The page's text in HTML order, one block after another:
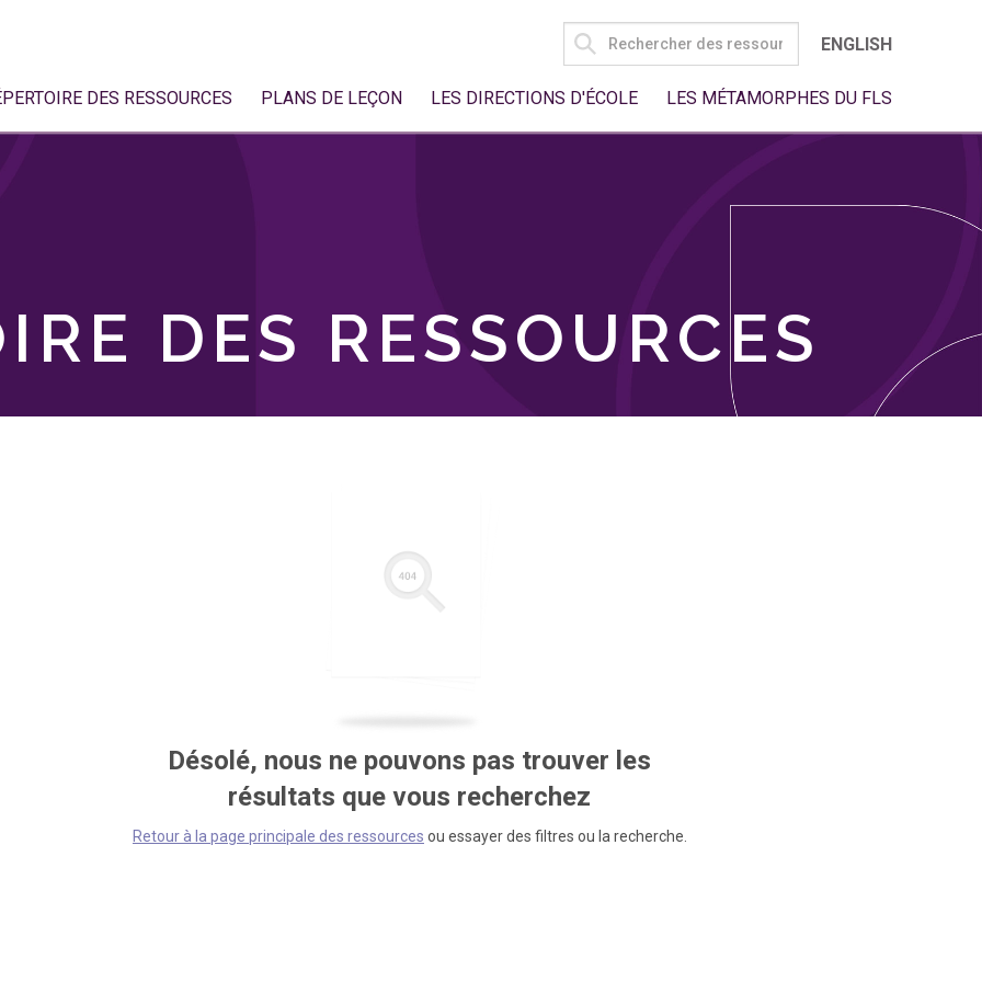
SEARCH
FOR:
ENGLISH
DES RESSOURCES PLANS DE LEÇON LES DIRECTIONS D'ÉCOLE LES MÉTAMORPHES DU FLS
DES RESSOURCES
Désolé, nous ne pouvons pas trouver les
résultats que vous recherchez
Retour à la page principale des ressources ou essayer des filtres ou la recherche.